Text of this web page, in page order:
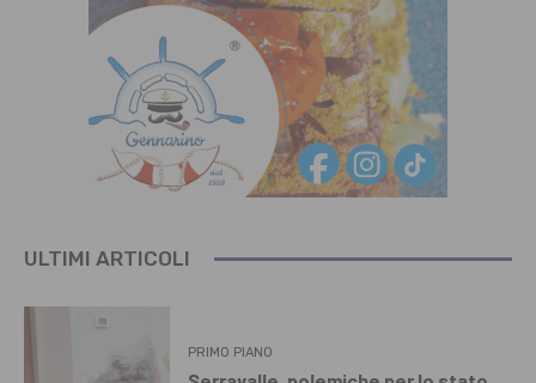
ULTIMI ARTICOLI
PRIMO PIANO